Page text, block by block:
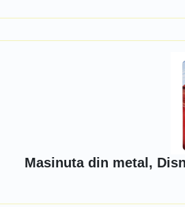
Masinuta din metal,